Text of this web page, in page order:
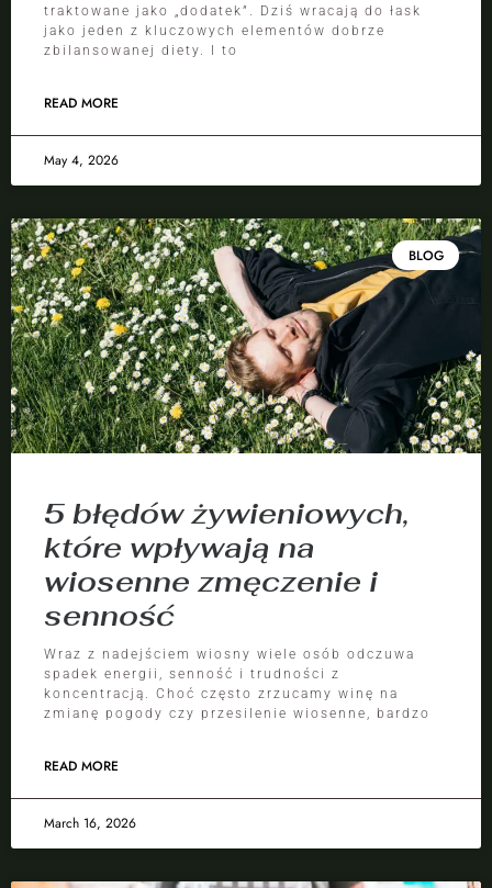
traktowane jako „dodatek”. Dziś wracają do łask
jako jeden z kluczowych elementów dobrze
zbilansowanej diety. I to
READ MORE
May 4, 2026
BLOG
5 błędów żywieniowych,
które wpływają na
wiosenne zmęczenie i
senność
Wraz z nadejściem wiosny wiele osób odczuwa
spadek energii, senność i trudności z
koncentracją. Choć często zrzucamy winę na
zmianę pogody czy przesilenie wiosenne, bardzo
READ MORE
March 16, 2026